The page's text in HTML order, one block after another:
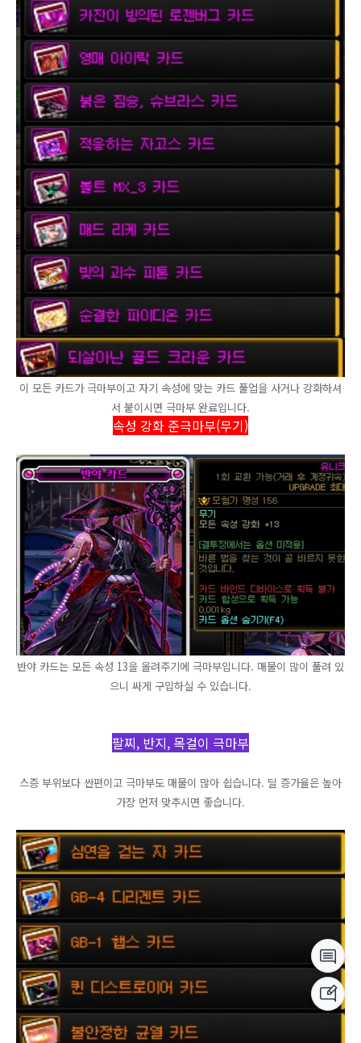
​이 모든 카드가 극마부이고 자기 속성에 맞는 카드 풀업을 사거나 강화하셔
서 붙이시면 극마부 완료입니다.
속성 강화 준극마부(무기)
반야 카드는 모든 속성 13을 올려주기에 극마부입니다. 매물이 많이 풀려 있
으니 싸게 구입하실 수 있습니다.
팔찌, 반지, 목걸이 극마부
스증 부위보다 싼편이고 극마부도 매물이 많아 쉽습니다. 딜 증가율은 높아
가장 먼저 맞추시면 좋습니다.